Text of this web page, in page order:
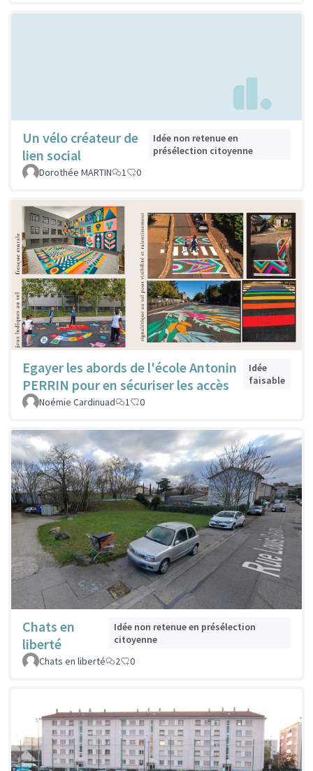
Un vélo créateur de
lien social
Idée non retenue en
présélection citoyenne
Dorothée MARTIN
1 0
Egayer les abords de l'école Antonin
PERRIN pour en sécuriser les accès
Idée
faisable
Noémie Cardinuad
1 0
Chats en
liberté
Idée non retenue en présélection
citoyenne
Chats en liberté
2 0